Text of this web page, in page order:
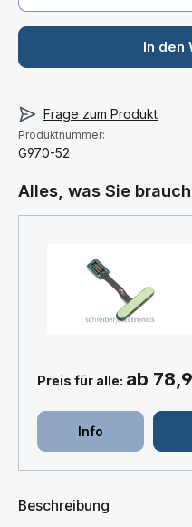
In den
Frage zum Produkt
Produktnummer:
G970-52
Alles, was Sie
Preis für alle: ab
Info
Beschreibung